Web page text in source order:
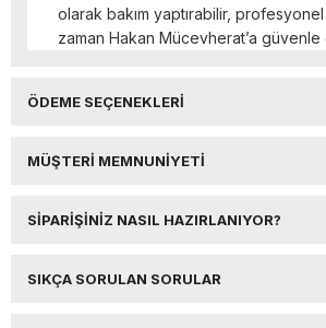
olarak bakım yaptırabilir,
zaman Hakan Mücevherat’a
ÖDEME SEÇENEKLERI
MÜŞTERI MEMNUNIYETI
SIPARIŞINIZ NASIL HAZIRLANIYOR?
SIKÇA SORULAN SORULAR